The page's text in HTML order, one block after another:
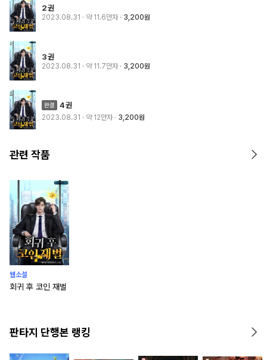
2권
2023.08.31 · 약 11.6만자 3,200원
3권
2023.08.31 · 약 11.7만자 3,200원
4권
2023.08.31 · 약 12만자 3,200원
관련 작품
웹소설
회귀 후 코인 재벌
판타지 단행본 랭킹